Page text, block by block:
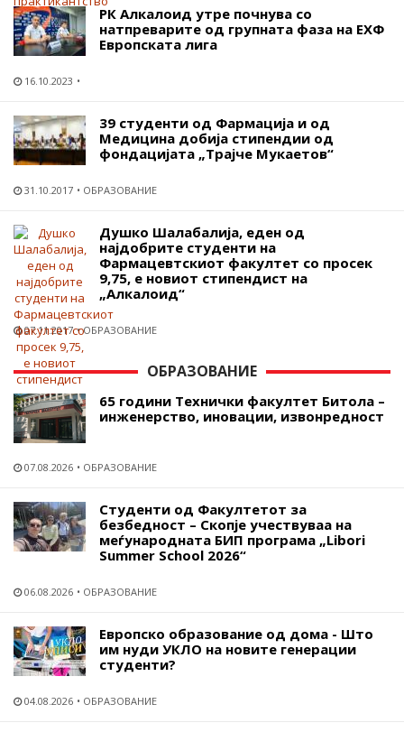
РК Алкалоид утре почнува со
натпреварите од групната фаза на ЕХФ
Европската лига
16.10.2023
39 студенти од Фармација и од
Медицина добија стипендии од
фондацијата „Трајче Мукаетов“
31.10.2017 ОБРАЗОВАНИЕ
Душко Шалабалија, еден од
најдобрите студенти на
Фармацевтскиот факултет со просек
9,75, е новиот стипендист на
„Алкалоид“
07.11.2017 ОБРАЗОВАНИЕ
ОБРАЗОВАНИЕ
65 години Технички факултет Битола –
инженерство, иновации, извонредност
07.08.2026 ОБРАЗОВАНИЕ
Студенти од Факултетот за
безбедност – Скопје учествуваа на
меѓународната БИП програма „Libori
Summer School 2026“
06.08.2026 ОБРАЗОВАНИЕ
Европско образование од дома - Што
им нуди УКЛО на новите генерации
студенти?
04.08.2026 ОБРАЗОВАНИЕ